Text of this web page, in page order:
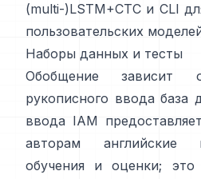
(multi-)LSTM+CTC и CLI
пользовательских
Наборы данных и тесты
Обобщение
рукописного ввода база
ввода IAM
авторам английские
обучения и оценки;